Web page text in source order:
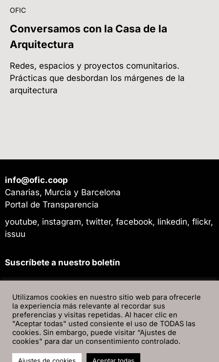
OFIC
Conversamos con la Casa de la
Arquitectura
Redes, espacios y proyectos comunitarios.
Prácticas que desbordan los márgenes de la
arquitectura
info@ofic.coop
Canarias, Murcia y Barcelona
Portal de Transparencia
youtube, instagram, twitter, facebook, linkedin, flickr,
issuu
Suscríbete a nuestro boletín
Utilizamos cookies en nuestro sitio web para ofrecerle
la experiencia más relevante al recordar sus
preferencias y visitas repetidas. Al hacer clic en
"Aceptar todas" usted consiente el uso de TODAS las
cookies. Sin embargo, puede visitar “Ajustes de
cookies" para dar un consentimiento controlado.